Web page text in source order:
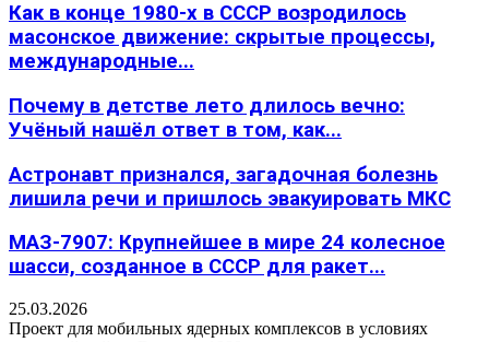
Как в конце 1980-х в СССР возродилось
масонское движение: скрытые процессы,
международные...
Почему в детстве лето длилось вечно:
Учёный нашёл ответ в том, как...
Астронавт признался, загадочная болезнь
лишила речи и пришлось эвакуировать МКС
МАЗ-7907: Крупнейшее в мире 24 колесное
шасси, созданное в СССР для ракет...
25.03.2026
Проект для мобильных ядерных комплексов в условиях